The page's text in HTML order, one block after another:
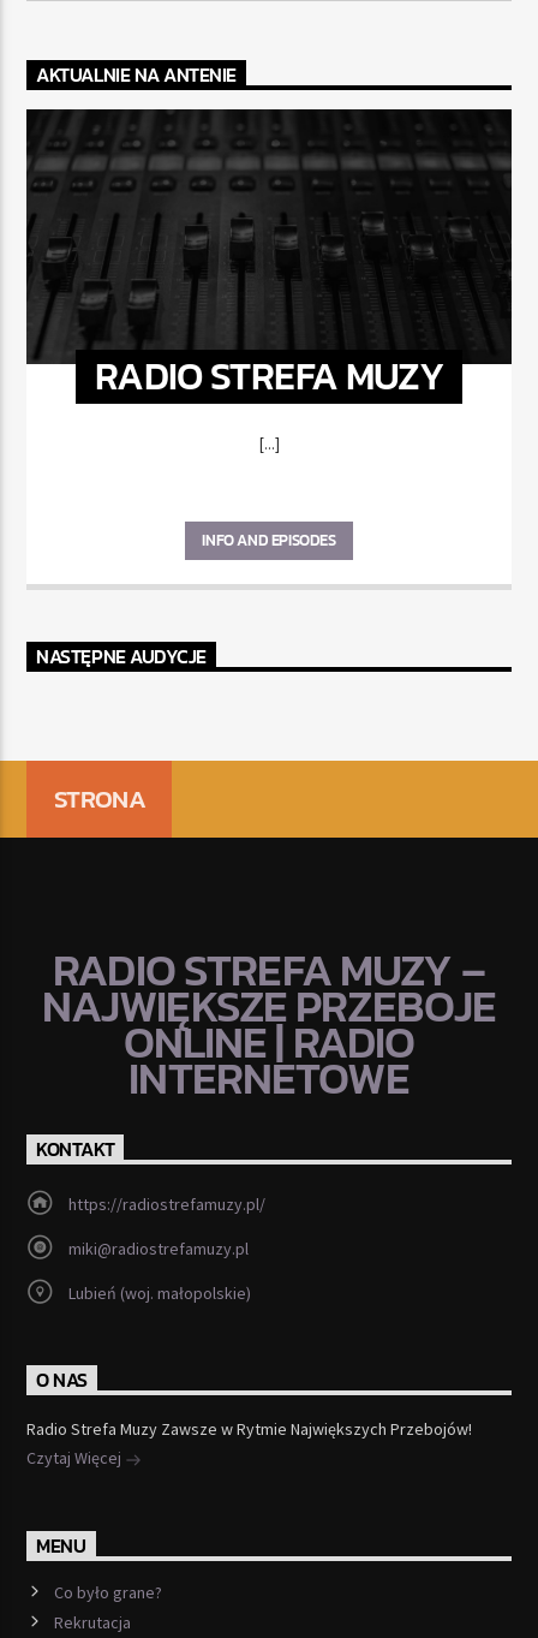
AKTUALNIE NA ANTENIE
RADIO STREFA MUZY
[...]
INFO AND EPISODES
NASTĘPNE AUDYCJE
STRONA
RADIO STREFA MUZY –
NAJWIĘKSZE PRZEBOJE
ONLINE | RADIO
INTERNETOWE
KONTAKT
https://radiostrefamuzy.pl/
miki@radiostrefamuzy.pl
Lubień (woj. małopolskie)
O NAS
Radio Strefa Muzy Zawsze w Rytmie Największych Przebojów!
Czytaj Więcej
MENU
Co było grane?
Rekrutacja